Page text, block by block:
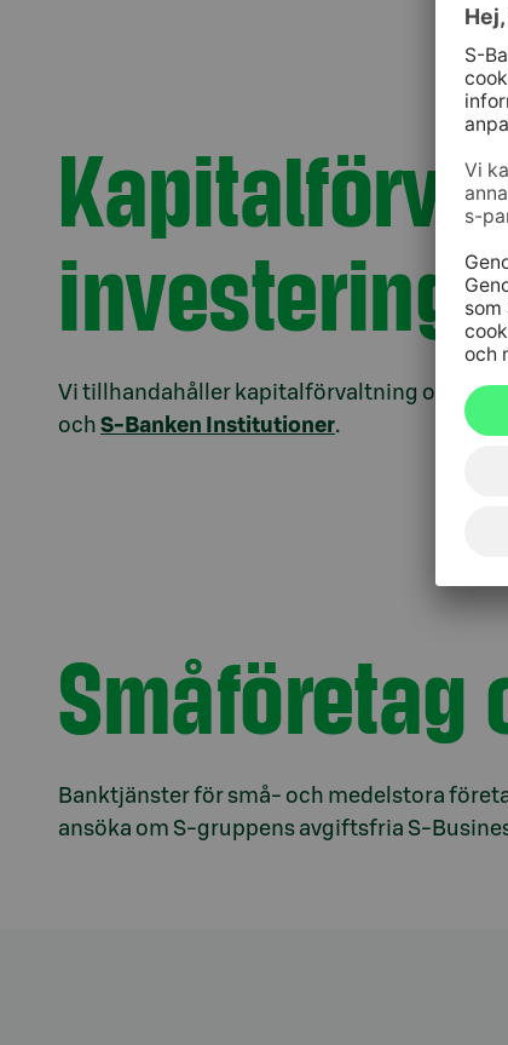
Vi tillhandahåller kapitalförvaltning och
och S-Banken Institutioner.
Småföretag
Banktjänster för små- och medelstora
ansöka om S-gruppens avgiftsfria S-